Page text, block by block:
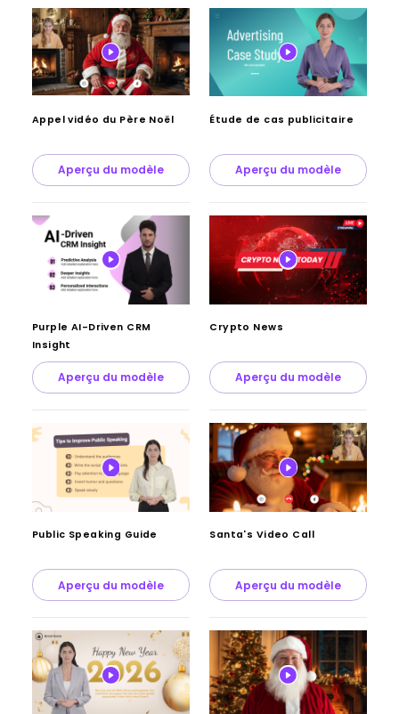
Appel vidéo du Père Noël
Aperçu du modèle
Étude de cas publicitaire
Aperçu du modèle
Purple AI-Driven CRM
Insight
Aperçu du modèle
Crypto News
Aperçu du modèle
Public Speaking Guide
Aperçu du modèle
Santa's Video Call
Aperçu du modèle